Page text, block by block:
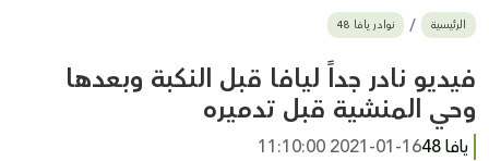
بيع وشراء
أخبار القدس
وفيات
المزيد
ارسل خبر
الرئيسية نوادر يافا 48
فيديو نادر جداً ليافا قبل النكبة وبعدها
وحي المنشية قبل تدميره
يافا 48
2021-01-16 11:10:00